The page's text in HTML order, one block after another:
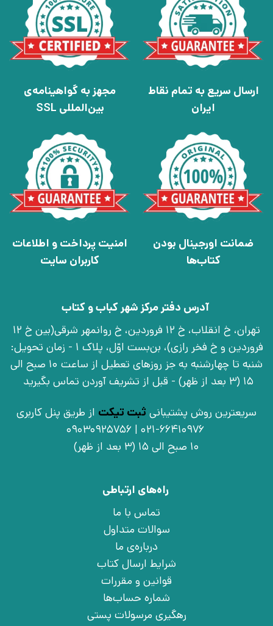
ارسال سریع به تمام نقاط
ایران
مجهز به گواهینامه‌ی
بین‌المللی SSL
ضمانت اورجینال بودن
کتاب‌ها
امنیت پرداخت و اطلاعات
کاربران سایت
آدرس دفتر مرکز شهر کباب و کتاب
تهران، خ انقلاب، خ 12 فروردین، خ روانمهر شرقی(بین خ 12
فروردین و خ فخر رازی)، بن‌بست اوّل، پلاک 1 - زمان تحویل:
شنبه تا چهارشنبه به جز روزهای تعطیل از ساعت 10 صبح الی
15 (3 بعد از ظهر) - قبل از تشریف آوردن تماس بگیرید
سریعترین روش پشتیبانی ثبت تیکت از طریق پنل کاربری
021-66410976 | 09030925756
10 صبح الی 15 (3 بعد از ظهر)
راه‌های ارتباطی
تماس با ما
سوالات متداول
درباره‌ی ما
شرایط ارسال کتاب
قوانین و مقررات
شماره حساب‌ها
رهگیری مرسولات پستی